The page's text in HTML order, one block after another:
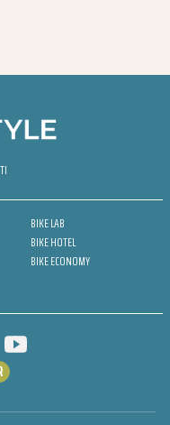
BIKE LAB
BIKE HOTEL
BIKE ECONOMY